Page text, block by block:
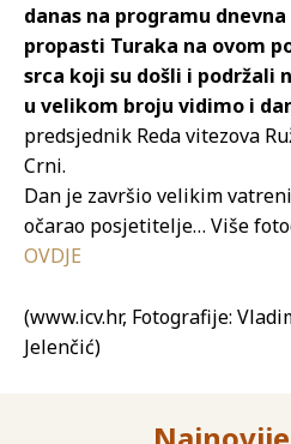
danas na programu
propasti Turaka na ovom
srca koji su došli i podržali
u velikom broju vidimo i
predsjednik Reda vitezova
Crni.
Dan je završio velikim
očarao posjetitelje… Više
OVDJE
(www.icv.hr, Fotografije:
Jelenčić)